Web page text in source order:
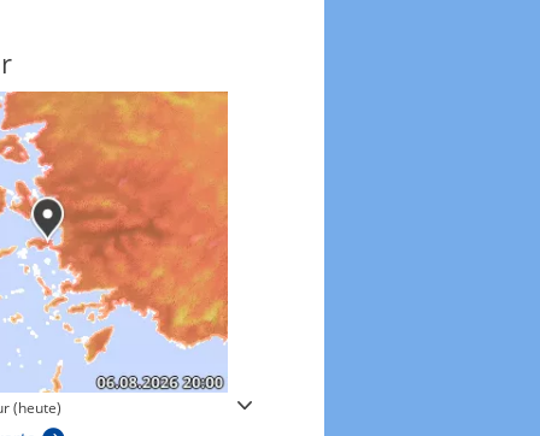
(heute) Windgeschwindigkeiten in 3h